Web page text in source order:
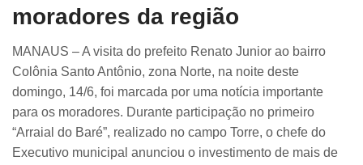
moradores da região
MANAUS – A visita do prefeito Renato Junior ao bairro
Colônia Santo Antônio, zona Norte, na noite deste
domingo, 14/6, foi marcada por uma notícia importante
para os moradores. Durante participação no primeiro
“Arraial do Baré”, realizado no campo Torre, o chefe do
Executivo municipal anunciou o investimento de mais de